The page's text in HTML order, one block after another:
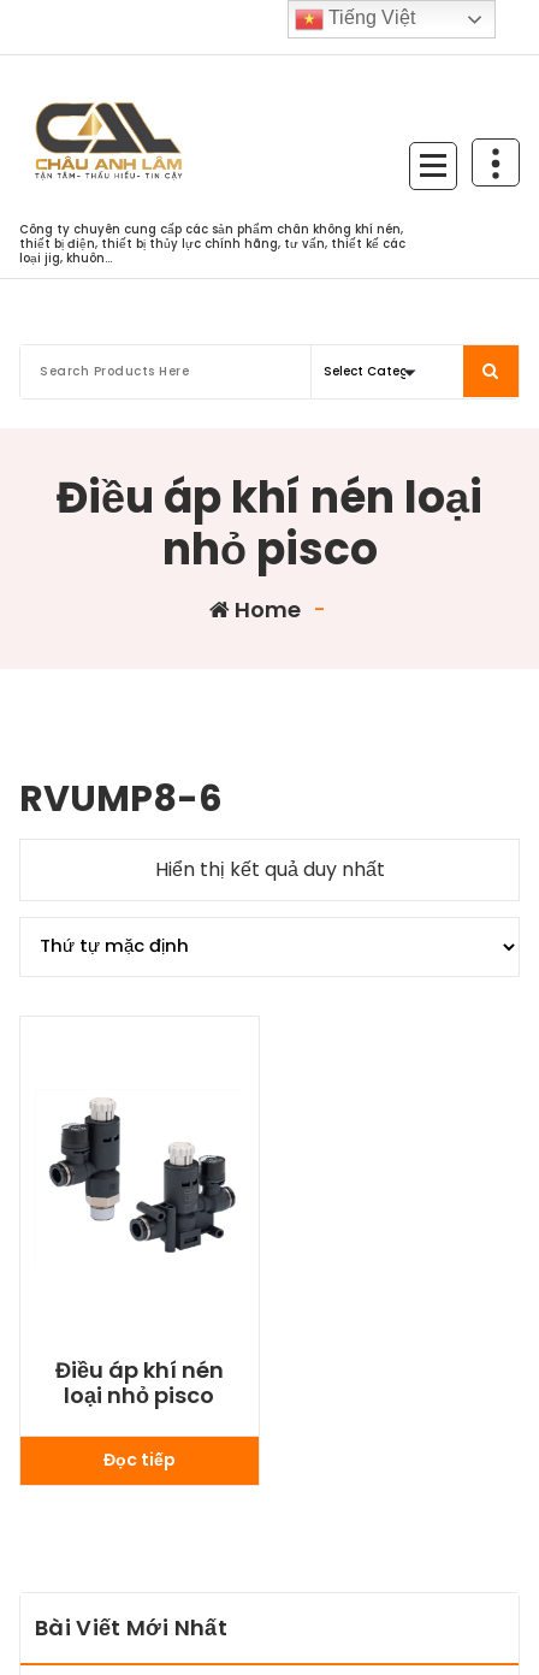
Công ty chuyên cung cấp các sản phẩm chân không khí nén,
thiết bị điện, thiết bị thủy lực chính hãng, tư vấn, thiết kế các
loại jig, khuôn...
Điều áp khí nén loại
nhỏ pisco
Home -
RVUMP8-6
Hiển thị kết quả duy nhất
Điều áp khí nén
loại nhỏ pisco
Đọc tiếp
Bài Viết Mới Nhất
Tiếng Việt